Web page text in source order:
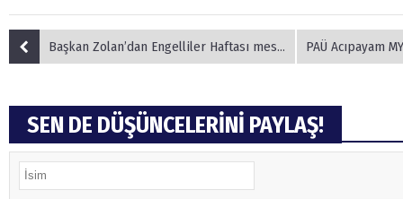
Başkan Zolan’dan Engelliler Haftası mesajı PAÜ Acıpayam MYO’da
SEN DE DÜŞÜNCELERİNİ PAYLAŞ!